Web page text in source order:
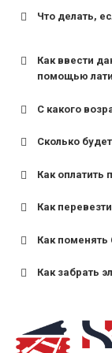
Что делать,
Как ввести
помощью
С какого
для поездов
для
Сколько
Как оплатить
Как
Как поменять
Как забрать
назвав